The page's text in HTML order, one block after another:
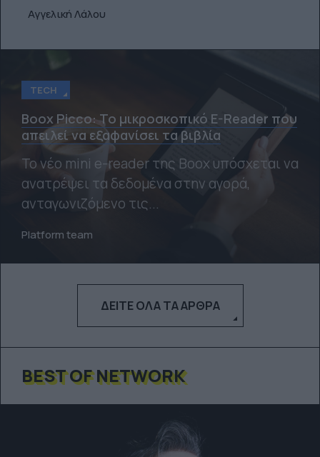
Αγγελική Λάλου
TECH
Boox Picco: Το μικροσκοπικό E-Reader που
απειλεί να εξαφανίσει τα βιβλία
Το νέο mini e-reader της Boox υπόσχεται να
ανατρέψει τα δεδομένα στην αγορά,
ανταγωνιζόμενο τις...
Platform team
ΔΕΊΤΕ ΌΛΑ ΤΑ ΆΡΘΡΑ
BEST OF NETWORK